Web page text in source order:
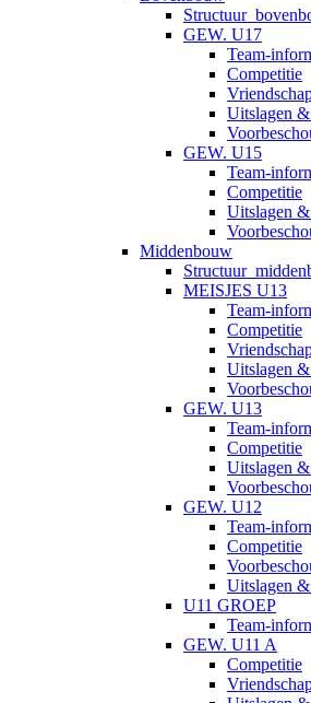
GEW. U17
Team-
Competitie
Uitslagen
GEW. U15
Team-
Competitie
Uitslagen
Middenbouw
MEISJES U13
Team-
Competitie
Uitslagen
GEW. U13
Team-
Competitie
Uitslagen
GEW. U12
Team-
Competitie
Uitslagen
U11 GROEP
Team-
GEW. U11 A
Competitie